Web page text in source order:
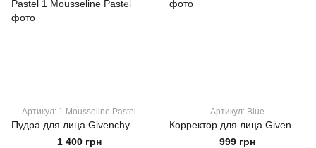
Артикул: 1 Mousseline Pastel
1 400 грн
Артикул: Blue
999 грн